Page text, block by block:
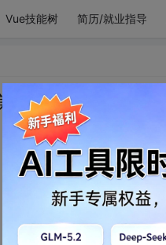
Vue技能树 简历/就业指导
的生命体